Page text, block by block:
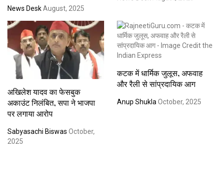
News DeskAugust, 2025
अखिलेश यादव का फेसबुक
अकाउंट निलंबित, सपा ने भाजपा
पर लगाया आरोप
Sabyasachi Biswas October,
2025
कटक में धार्मिक जुलूस, अफवाह
और रैली से सांप्रदायिक आग
Anup Shukla October, 2025